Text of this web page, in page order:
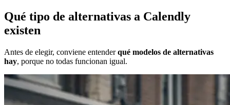
Qué tipo de alternativas a Calendly
existen
Antes de elegir, conviene entenderqué modelos de alternativas
hay, porque no todas funcionan igual.